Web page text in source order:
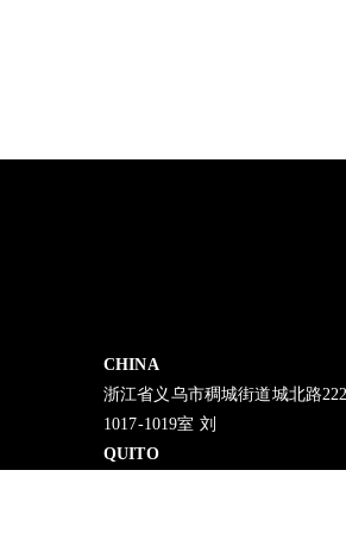
CHINA
浙江省义乌市稠城街道城北路
1017-1019室 刘
QUITO